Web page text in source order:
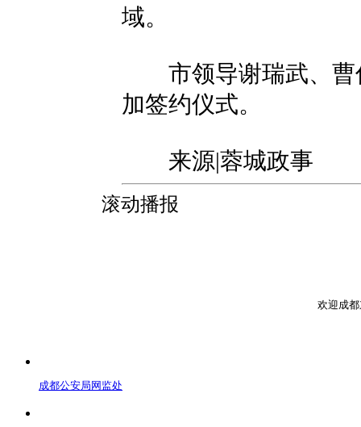
域。
市领导谢瑞武、曹
加签约仪式。
来源|蓉城政事
滚动播报
欢迎成
成都公安局网监处